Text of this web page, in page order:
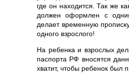
где он находится. Так же
должен оформлен с
делает временную
одного взрослого!
На ребенка и взрослых
паспорта РФ вносятся
хватит, чтобы ребенок был